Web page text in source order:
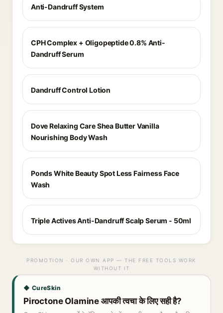
Anti-Dandruff System
CPH Complex + Oligopeptide 0.8% Anti-
Dandruff Serum
Dandruff Control Lotion
Dove Relaxing Care Shea Butter Vanilla
Nourishing Body Wash
Ponds White Beauty Spot Less Fairness Face
Wash
Triple Actives Anti-Dandruff Scalp Serum - 50ml
PROMOTION · OUR OWN APP — THE FREE TOOLS WORK
WITHOUT IT
◆ CureSkin
Piroctone Olamine आपकी त्वचा के लिए सही है?